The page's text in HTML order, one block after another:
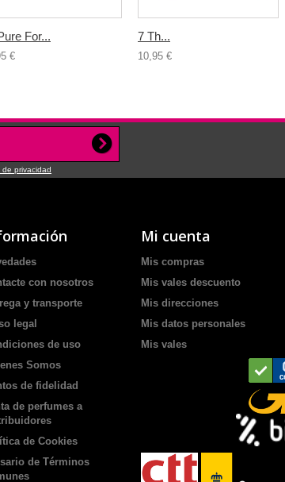
For...
€
7 Th...
10,95 €
de privacidad
con nosotros
y transporte
legal
de uso
Somos
de fidelidad
de perfumes a
de Cookies
de Términos
Mi cuenta
Mis compras
Mis vales descuento
Mis direcciones
Mis datos personales
Mis vales